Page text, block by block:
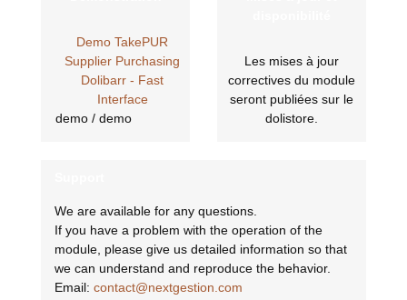
Demo TakePUR
Supplier Purchasing
Dolibarr - Fast
Interface
demo / demo
Les mises à jour
correctives du module
seront publiées sur le
dolistore.
We are available for any questions.
If you have a problem with the operation of the
module, please give us detailed information so that
we can understand and reproduce the behavior.
Email: contact@nextgestion.com